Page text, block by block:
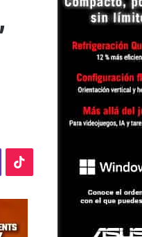
TikTok